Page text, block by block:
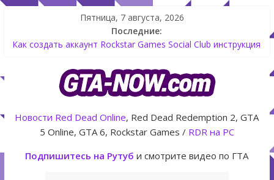
Пятница, 7 августа, 2026
Последние:
Как создать аккаунт Rockstar Games Social Club инструкция
The Kortz Center Heist — новое ограбление появится в
GTA Online уже 14 июля
GTA Online: Rockstar запускает программу Fine Art Collector
Летнее обновление для GTA 5 Online The Kortz Center Heist
Новости Red Dead Online, Red Dead Redemption 2, GTA
5 Online, GTA 6, Rockstar Games / RDR на PC
Подпишитесь на Рутуб и смотрите видео по ГТА